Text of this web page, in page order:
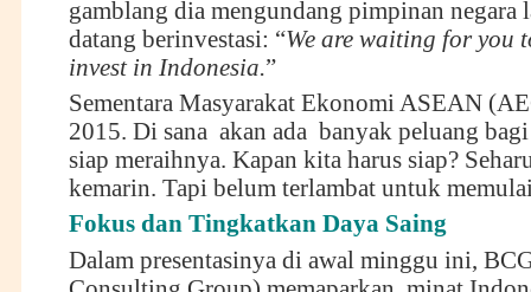
gamblang dia mengundang pimpinan negara
datang berinvestasi: “We are waiting for you
invest in Indonesia.”
Sementara Masyarakat Ekonomi ASEAN
2015. Di sana akan ada banyak peluang
siap meraihnya. Kapan kita harus siap?
kemarin. Tapi belum terlambat untuk
Fokus dan Tingkatkan Daya Saing
Dalam presentasinya di awal minggu ini,